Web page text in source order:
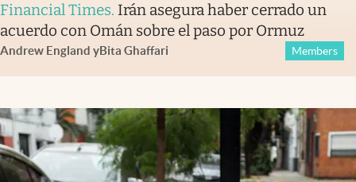
Financial Times. Irán asegura haber cerrado un
acuerdo con Omán sobre el paso por Ormuz
Andrew England yBita Ghaffari Members